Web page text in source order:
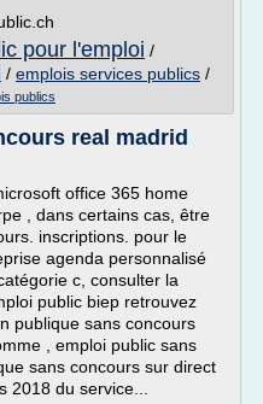
pour l'emploi /
/ emplois services publics /
publics
real madrid
office 365 home
, dans certains cas, être
inscriptions. pour le
agenda personnalisé
c, consulter la
public biep retrouvez
publique sans concours
, emploi public sans
sans concours sur direct
du service...